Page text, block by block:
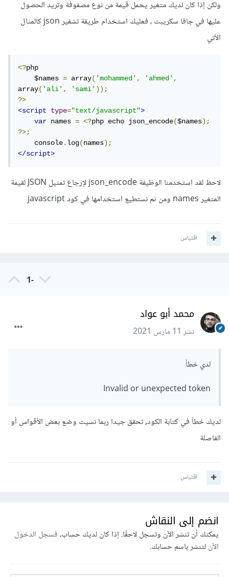
ولكن إذا كان لديك متغير يحمل قيمة من نوع مصفوفة وتريد الحصول
عليها في جافا سكريبت ، فعليك استخدام طريقة تشفير json كالمثال
الآتي
<?php
    $names
= array('mohammed', 'ahmed',
array('ali', 'sami'));
?>
<script
type="text/javascript">
var names = <?php echo json_encode($names);
?>;
    console
.log(names);
</script>
لاحظ لقد استخدمنا الوظيفة json_encode لإرجاع تمثيل JSON لقيمة
المتغير names ومن ثم نستطيع استخدامها في كود javascript
اقتباس
-1
محمد أبو عواد
نشر11 مارس 2021
لدي خطأ
Invalid or unexpected token
لديك خطأ في كتابة الكود, تحقق جيدا ربما نسيت وضع بعض الأقواس أو
الفاصلة
اقتباس
انضم إلى النقاش
يمكنك أن تنشر الآن وتسجل لاحقًا. إذا كان لديك حساب،فسجل الدخول
الآنلتنشر باسم حسابك.